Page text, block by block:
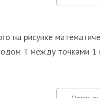
на рисунке
T между точками 1